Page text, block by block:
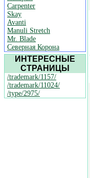
Carpenter
Skay
Avanti
Manuli Stretch
Mr. Blade
Северная Корона
ИНТЕРЕСНЫЕ
СТРАНИЦЫ
/trademark/1157/
/trademark/11024/
/type/2975/